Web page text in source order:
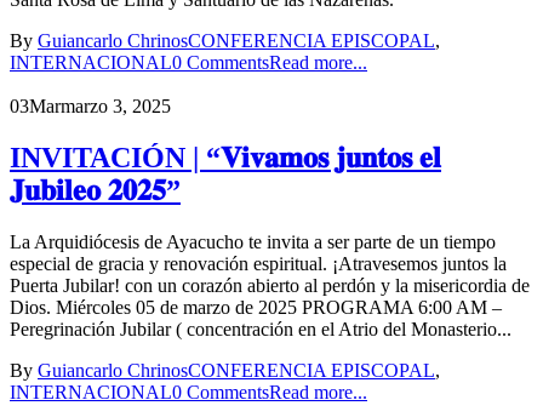
By Guiancarlo ChrinosCONFERENCIA EPISCOPAL,
INTERNACIONAL0 CommentsRead more...
03Marmarzo 3, 2025
INVITACIÓN | “𝐕𝐢𝐯𝐚𝐦𝐨𝐬 𝐣𝐮𝐧𝐭𝐨𝐬 𝐞𝐥
𝐉𝐮𝐛𝐢𝐥𝐞𝐨 𝟐𝟎𝟐𝟓”
La Arquidiócesis de Ayacucho te invita a ser parte de un tiempo
especial de gracia y renovación espiritual. ¡Atravesemos juntos la
Puerta Jubilar! con un corazón abierto al perdón y la misericordia de
Dios. Miércoles 05 de marzo de 2025 PROGRAMA 6:00 AM –
Peregrinación Jubilar ( concentración en el Atrio del Monasterio...
By Guiancarlo ChrinosCONFERENCIA EPISCOPAL,
INTERNACIONAL0 CommentsRead more...